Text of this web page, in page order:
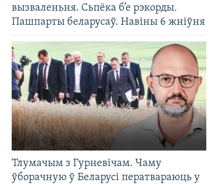
вызваленьня. Сьпёка б’е рэкорды.
Пашпарты беларусаў. Навіны 6 жніўня
Тлумачым з Гурневічам. Чаму
ўборачную ў Беларусі ператвараюць у